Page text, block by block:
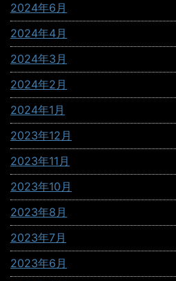
2024年6月
2024年4月
2024年3月
2024年2月
2024年1月
2023年12月
2023年11月
2023年10月
2023年8月
2023年7月
2023年6月